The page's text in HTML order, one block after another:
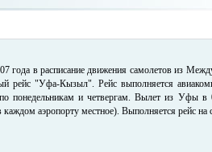
года в расписание движения самолетов из
рейс "Уфа-Кызыл". Рейс выполняется
по понедельникам и четвергам. Вылет из Уфы
аэропорту местное). Выполняется рейс на